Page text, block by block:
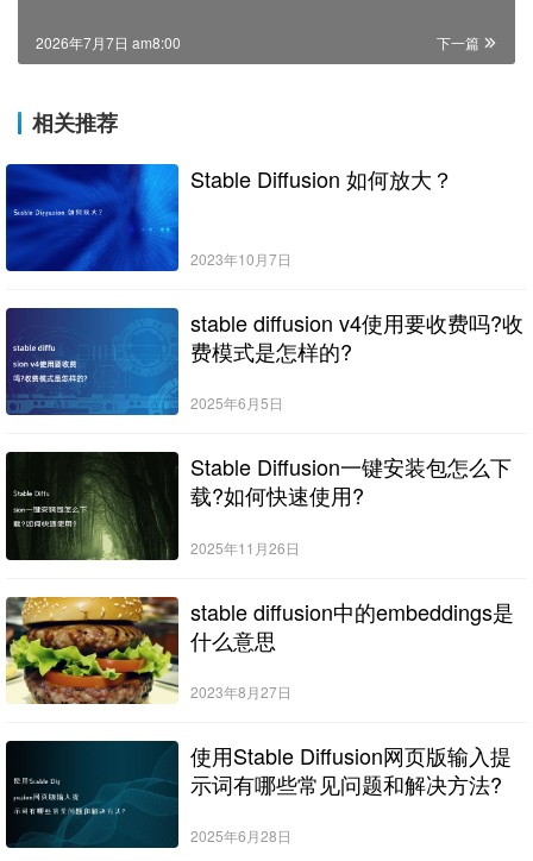
下一篇
2026年7月7日 am8:00
相关推荐
Stable Diffusion 如何放大？
2023年10月7日
stable diffusion v4使用要收费吗?收
费模式是怎样的?
2025年6月5日
Stable Diffusion一键安装包怎么下
载?如何快速使用?
2025年11月26日
stable diffusion中的embeddings是
什么意思
2023年8月27日
使用Stable Diffusion网页版输入提
示词有哪些常见问题和解决方法?
2025年6月28日